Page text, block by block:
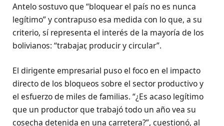
Antelo sostuvo que “bloquear el país no es nunca
legítimo” y contrapuso esa medida con lo que, a su
criterio, sí representa el interés de la mayoría de los
bolivianos: “trabajar, producir y circular”.
El dirigente empresarial puso el foco en el impacto
directo de los bloqueos sobre el sector productivo y
el esfuerzo de miles de familias. “¿Es acaso legítimo
que un productor que trabajó todo un año vea su
cosecha detenida en una carretera?”, cuestionó, al